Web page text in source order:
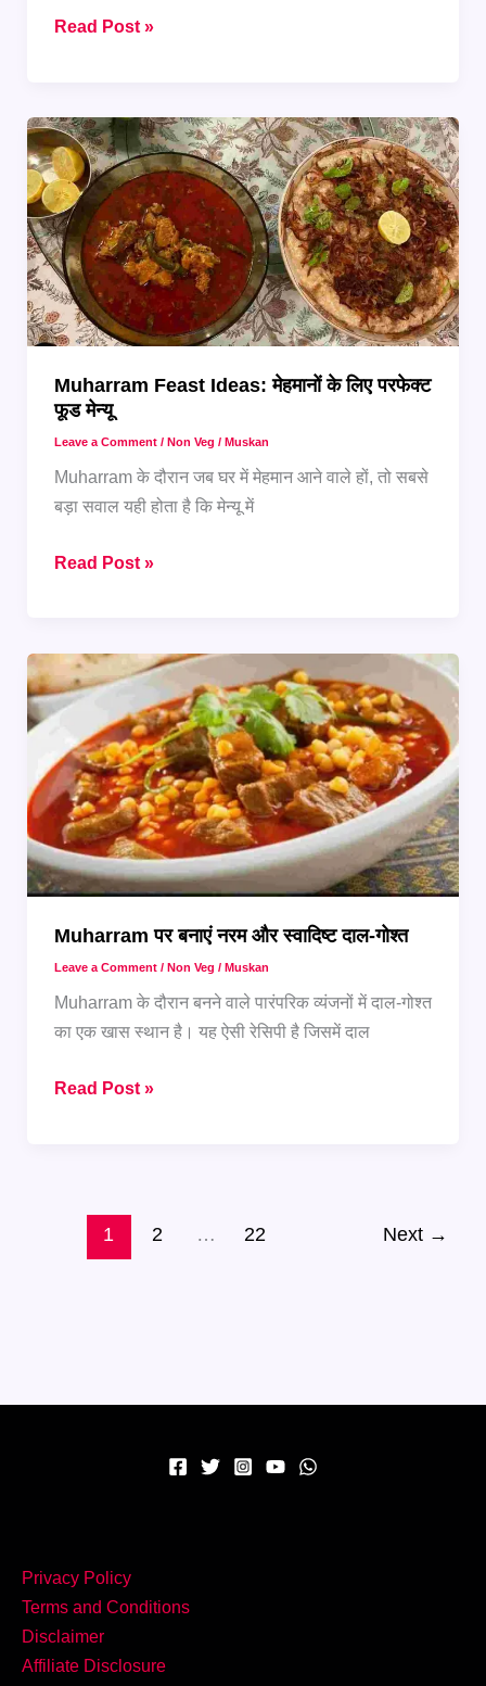
सिर्फ
में
बनाएं
पारंपरिक
Muharram
Khichda
Read Post »
Muharram Feast Ideas: मेहमानों के लिए परफेक्ट
फूड मेन्यू
Leave a Comment / Non Veg / Muskan
Muharram के दौरान जब घर में मेहमान आने वाले हों, तो सबसे
बड़ा सवाल यही होता है कि मेन्यू में
Muharram
के
लिए
परफेक्ट
फूड
मेन्यू
Read Post »
Muharram पर बनाएं नरम और स्वादिष्ट दाल-गोश्त
Leave a Comment / Non Veg / Muskan
Muharram के दौरान बनने वाले पारंपरिक व्यंजनों में दाल-गोश्त
का एक खास स्थान है। यह ऐसी रेसिपी है जिसमें दाल
Muharram
Read Post »
1 2 … 22 Next →
Privacy Policy
Terms and Conditions
Disclaimer
Affiliate Disclosure